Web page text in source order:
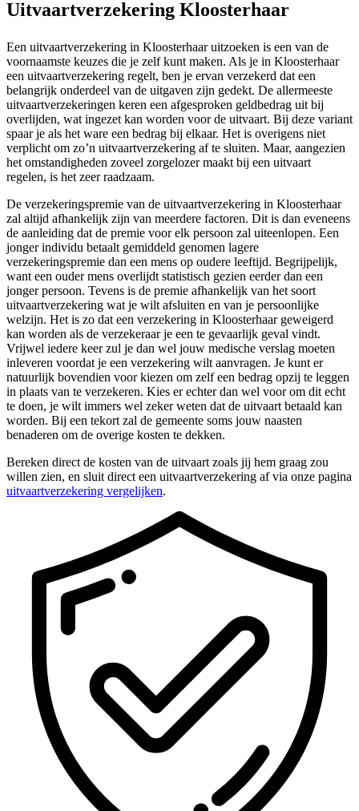
Uitvaartverzekering Kloosterhaar
Een uitvaartverzekering in Kloosterhaar uitzoeken is een van de
voornaamste keuzes die je zelf kunt maken. Als je in Kloosterhaar
een uitvaartverzekering regelt, ben je ervan verzekerd dat een
belangrijk onderdeel van de uitgaven zijn gedekt. De allermeeste
uitvaartverzekeringen keren een afgesproken geldbedrag uit bij
overlijden, wat ingezet kan worden voor de uitvaart. Bij deze variant
spaar je als het ware een bedrag bij elkaar. Het is overigens niet
verplicht om zo’n uitvaartverzekering af te sluiten. Maar, aangezien
het omstandigheden zoveel zorgelozer maakt bij een uitvaart
regelen, is het zeer raadzaam.
De verzekeringspremie van de uitvaartverzekering in Kloosterhaar
zal altijd afhankelijk zijn van meerdere factoren. Dit is dan eveneens
de aanleiding dat de premie voor elk persoon zal uiteenlopen. Een
jonger individu betaalt gemiddeld genomen lagere
verzekeringspremie dan een mens op oudere leeftijd. Begrijpelijk,
want een ouder mens overlijdt statistisch gezien eerder dan een
jonger persoon. Tevens is de premie afhankelijk van het soort
uitvaartverzekering wat je wilt afsluiten en van je persoonlijke
welzijn. Het is zo dat een verzekering in Kloosterhaar geweigerd
kan worden als de verzekeraar je een te gevaarlijk geval vindt.
Vrijwel iedere keer zul je dan wel jouw medische verslag moeten
inleveren voordat je een verzekering wilt aanvragen. Je kunt er
natuurlijk bovendien voor kiezen om zelf een bedrag opzij te leggen
in plaats van te verzekeren. Kies er echter dan wel voor om dit echt
te doen, je wilt immers wel zeker weten dat de uitvaart betaald kan
worden. Bij een tekort zal de gemeente soms jouw naasten
benaderen om de overige kosten te dekken.
Bereken direct de kosten van de uitvaart zoals jij hem graag zou
willen zien, en sluit direct een uitvaartverzekering af via onze pagina
uitvaartverzekering vergelijken.